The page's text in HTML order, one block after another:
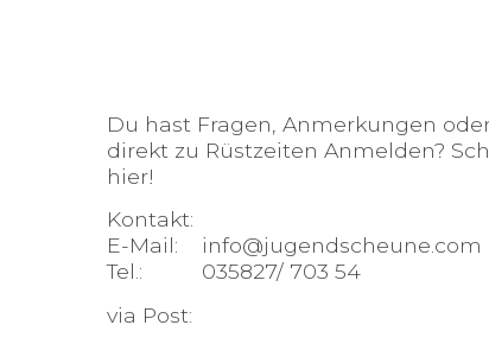
Du hast Fragen, Anmerkungen
direkt zu Rüstzeiten Anmelden?
hier!
Kontakt:
E-Mail: info@jugendscheune.com
Tel.: 035827/ 703 54
via Post: